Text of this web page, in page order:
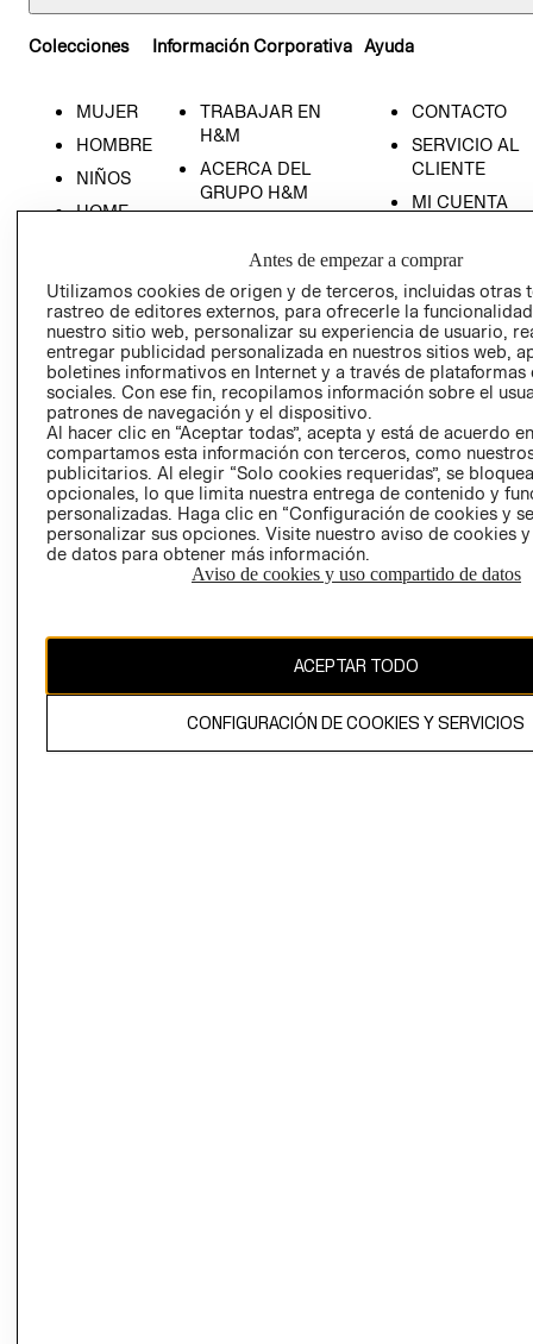
Colecciones
MUJER
HOMBRE
NIÑOS
HOME
Información Corporativa
TRABAJAR EN
H&M
ACERCA DEL
GRUPO H&M
SOCIAL
PRENSA
RELACIÓN CON
INVERSIONISTAS
POLÍTICA
EMPRESARIAL
Ayuda
CONTACTO
SERVICIO AL
CLIENTE
MI CUENTA
TIENDAS
- RETIRO EN
TIENDA
TÉRMINOS Y
CONDICIONES
AVISO DE
PRIVACIDAD
GIFT CARD
AVISO DE
COOKIES
CAMBIAR REGIÓN
Antes de empezar a comprar
Utilizamos cookies de origen y de terceros, incluidas otras
rastreo de editores externos, para ofrecerle la
nuestro sitio web, personalizar su experiencia de usuario,
entregar publicidad personalizada en nuestros sitios web,
boletines informativos en Internet y a través de plataformas
sociales. Con ese fin, recopilamos información sobre el
patrones de navegación y el dispositivo.
Al hacer clic en “Aceptar todas”, acepta y está de acuerdo
compartamos esta información con terceros, como
publicitarios. Al elegir “Solo cookies requeridas”, se
opcionales, lo que limita nuestra entrega de contenido y
personalizadas. Haga clic en “Configuración de cookies y
personalizar sus opciones. Visite nuestro aviso de cookies
de datos para obtener más información.
Aviso de cookies y uso compartido de datos
ACEPTAR TODO
CONFIGURACIÓN DE COOKIES Y SERVICIOS